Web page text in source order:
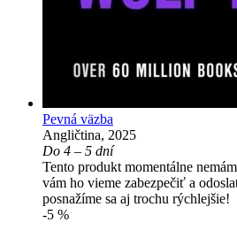
Pevná väzba
Angličtina, 2025
Do 4 – 5 dní
Tento produkt momentálne
vám ho vieme zabezpečiť a
posnažíme sa aj trochu rýchlejšie!
-5 %